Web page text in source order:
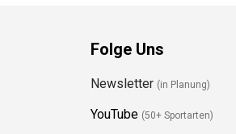
Folge Uns
Newsletter(in Planung)
YouTube (50+ Sportarten)